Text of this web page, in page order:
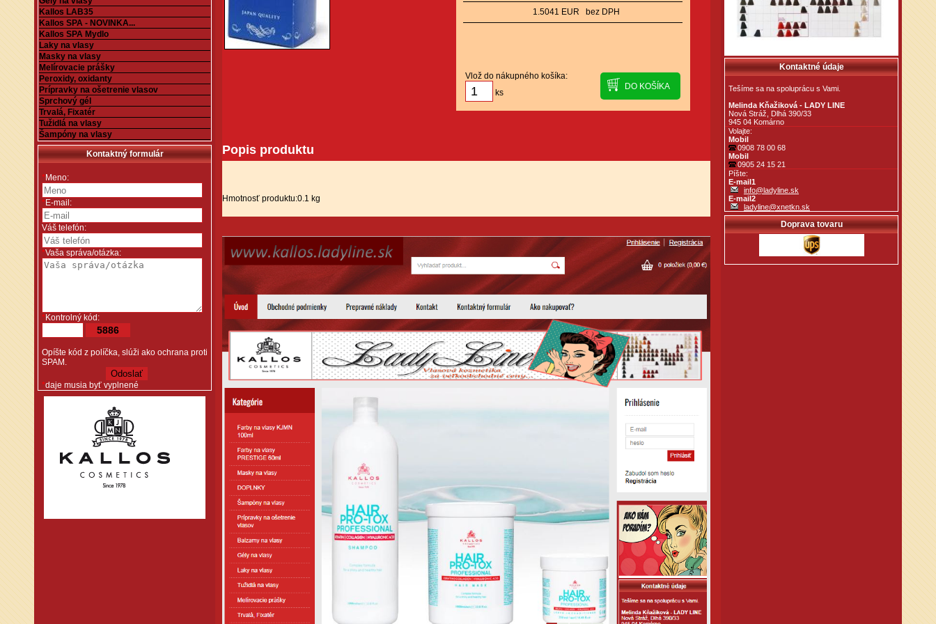
Kallos LAB35
Kallos SPA - NOVINKA...
Kallos SPA Mydlo
Laky na vlasy
Masky na vlasy
Melírovacie prášky
Peroxidy, oxidanty
Prípravky na ošetrenie vlasov
Sprchový gél
Trvalá, Fixatér
Tužidlá na vlasy
Šampóny na vlasy
Kontaktný formulár
*Meno:
*E-mail:
Váš telefón:
*Vaša správa/otázka:
*Kontrolný kód:
5886
Opíšte kód z políčka, slúži ako ochrana proti
SPAM.
*daje musia byť vyplnené
1.5041 EUR bez DPH
Vlož do nákupného košíka:
ks
Popis produktu
Hmotnosť produktu:0.1 kg
Kontaktné údaje
Tešíme sa na spoluprácu s Vami.
Melinda Kňažiková - LADY LINE
Nová Stráž, Dlhá 390/33
945 04 Komárno
Volajte:
Mobil
0908 78 00 68
Mobil
0905 24 15 21
Píšte:
E-mail1
info@ladyline.sk
E-mail2
ladyline@xnetkn.sk
Doprava tovaru